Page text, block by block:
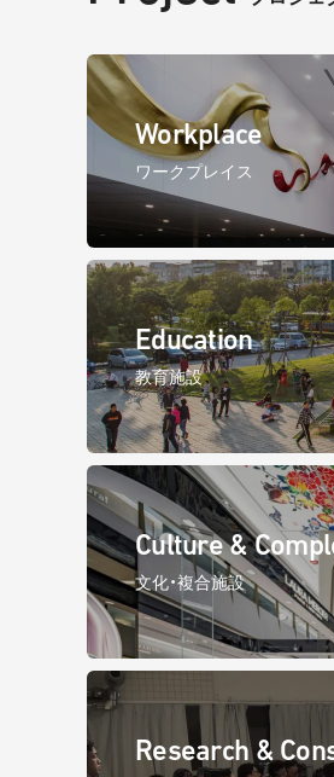
Workplace
ワークプレイス
Education
教育施設
Culture &
文化・複合施設
Research &